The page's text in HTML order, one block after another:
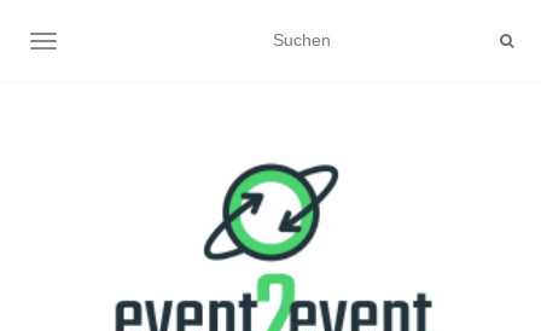
NAVIGATION UMSCHALTEN